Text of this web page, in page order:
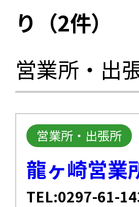
り（2件）
営業所・出
営業所・出張所
龍ヶ崎営業
TEL:0297-61-